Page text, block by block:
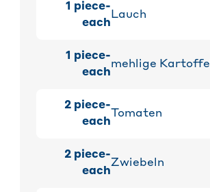
1 piece-
each
Lauch
1 piece-
each
mehlige Kartoffel
2 piece-
each
Tomaten
2 piece-
each
Zwiebeln